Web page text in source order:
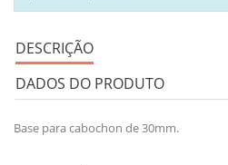
DESCRIÇÃO
DADOS DO PRODUTO
Base para cabochon de 30mm.